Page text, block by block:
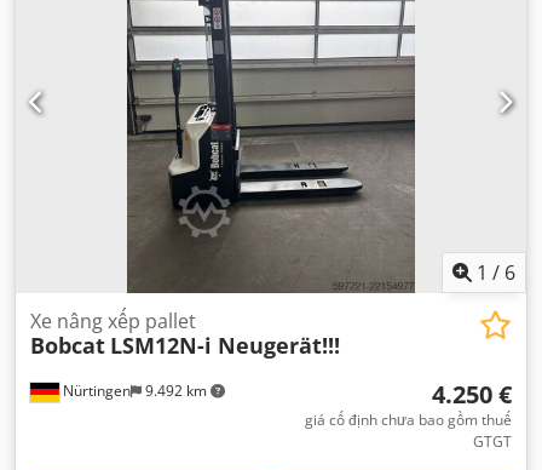
1 / 6
Nürtingen 9.492 km
Xe nâng xếp pallet
Bobcat LSM12N-i Neugerät!!!
4.250 €
giá cố định chưa bao gồm thuế
GTGT